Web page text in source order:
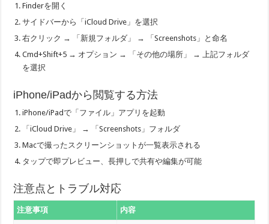
Finderを開く
サイドバーから「iCloud Drive」を選択
右クリック → 「新規フォルダ」 → 「Screenshots」と命名
Cmd+Shift+5 → オプション → 「その他の場所」 → 上記フォルダ
を選択
iPhone/iPadから閲覧する方法
iPhone/iPadで「ファイル」アプリを起動
「iCloud Drive」 → 「Screenshots」フォルダ
Macで撮ったスクリーンショットが一覧表示される
タップで即プレビュー、長押しで共有や編集が可能
注意点とトラブル対応
注意事項 内容